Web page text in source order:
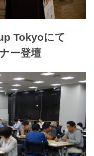
Tokyoにて
ー登壇